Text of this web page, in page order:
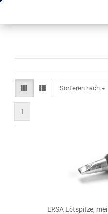
Sortieren nach
Sortieren nach
1
ERSA Lötspitze,